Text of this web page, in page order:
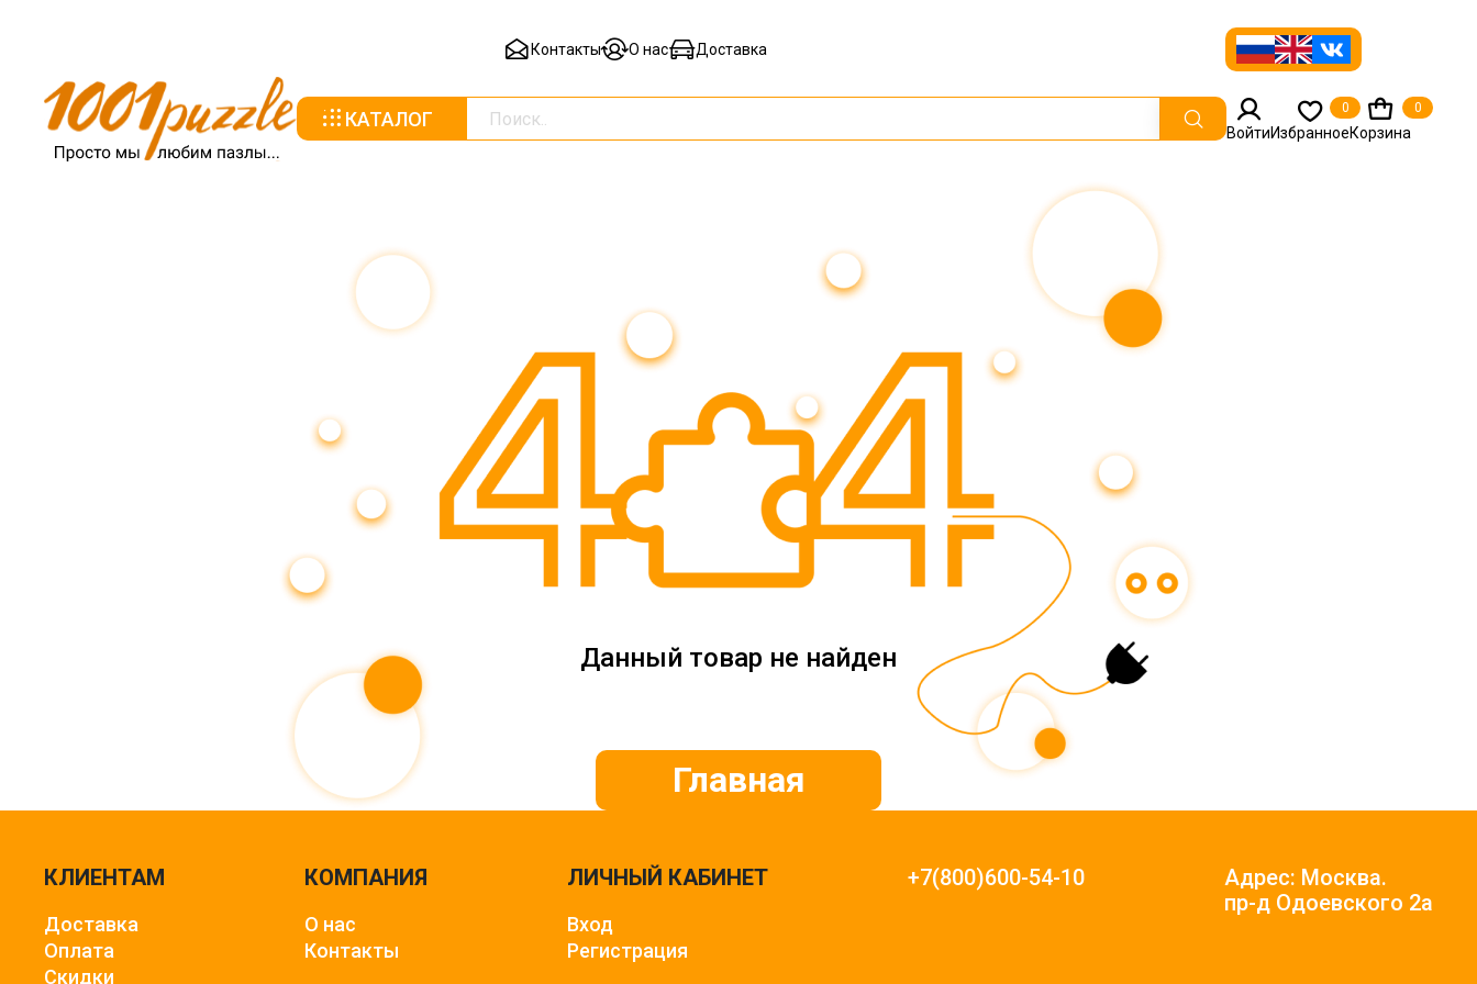
Контакты О нас Доставка
КАТАЛОГ
ВойтиИзбранное
0
Корзина
0
Данный товар не найден
Главная
КЛИЕНТАМ
Доставка
Оплата
Скидки
КОМПАНИЯ
О нас
Контакты
ЛИЧНЫЙ КАБИНЕТ
Вход
Регистрация
+7(800)600-54-10
Адрес: Москва.
пр-д Одоевского 2а